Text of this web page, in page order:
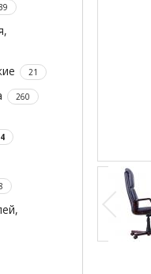
21
260